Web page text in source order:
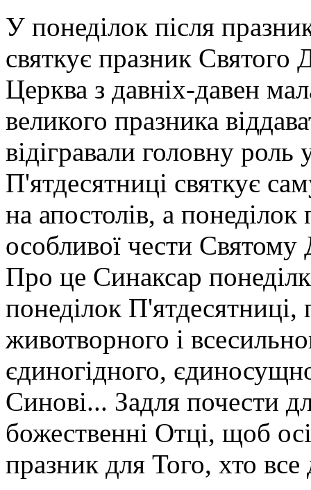
У понеділок після
святкує празник
Церква з давніх-давен
великого празника
відігравали головну
П'ятдесятниці святкує
на апостолів, а
особливої чести Святому
Про це Синаксар
понеділок П'ятдесятниці,
животворного і
єдиногідного,
Синові... Задля почести
божественні Отці, щоб
празник для Того, хто